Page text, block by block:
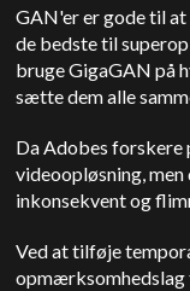
GAN'er er gode til
de bedste til
bruge GigaGAN på
sætte dem alle
Da Adobes forskere
videoopløsning,
inkonsekvent og
Ved at tilføje
opmærksomhedslag